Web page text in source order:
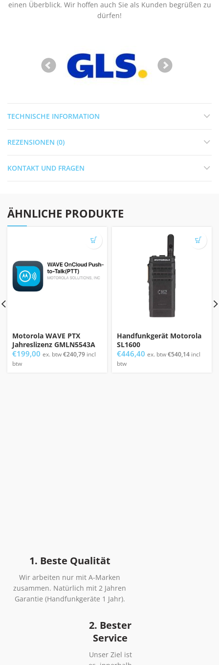
einen Überblick. Wir hoffen auch Sie als Kunden begrüßen zu
dürfen!
TECHNISCHE INFORMATION
REZENSIONEN (0)
KONTAKT UND FRAGEN
ÄHNLICHE PRODUKTE
Motorola WAVE PTX
Jahreslizenz GMLN5543A
€199,00 ex. btw€240,79 incl
btw
Handfunkgerät Motorola
SL1600
€446,40 ex. btw€540,14 incl
btw
1. Beste Qualität
Wir arbeiten nur mit A-Marken
zusammen. Natürlich mit 2 Jahren
Garantie (Handfunkgeräte 1 Jahr).
2. Bester
Service
Unser Ziel ist